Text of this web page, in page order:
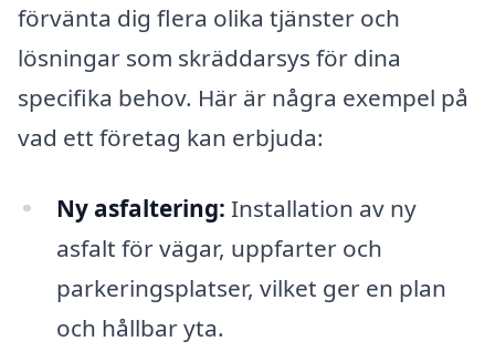
förvänta dig flera olika tjänster och
lösningar som skräddarsys för dina
specifika behov. Här är några exempel på
vad ett företag kan erbjuda:
Ny asfaltering: Installation av ny
asfalt för vägar, uppfarter och
parkeringsplatser, vilket ger en plan
och hållbar yta.